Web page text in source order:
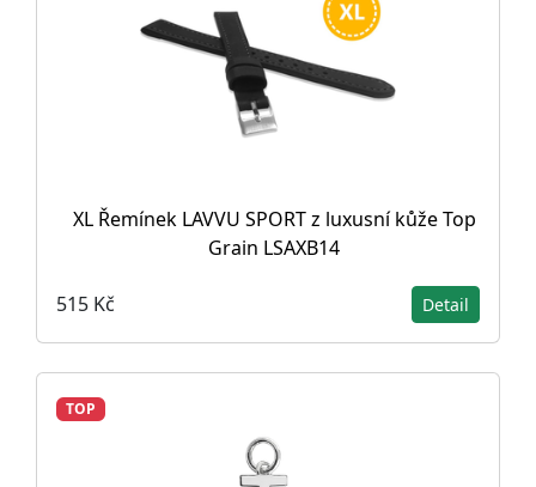
XL Řemínek LAVVU SPORT z luxusní kůže Top
Grain LSAXB14
515 Kč Detail
TOP